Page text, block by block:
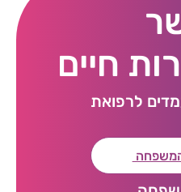
חיים
לרפואת